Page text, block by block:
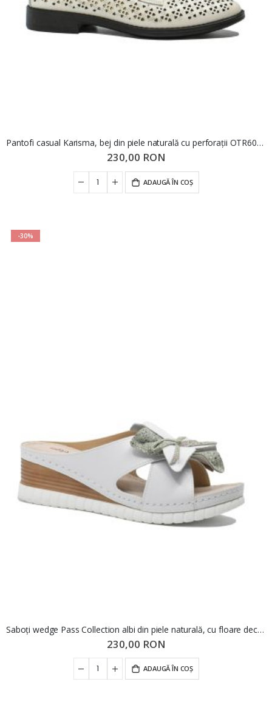
Pantofi casual Karisma, bej din piele naturală cu perforații OTR60019
230,00 RON
ADAUGĂ ÎN COȘ
-30%
Saboți wedge Pass Collection albi din piele naturală, cu floare decorativă OTR70436
230,00 RON
ADAUGĂ ÎN COȘ